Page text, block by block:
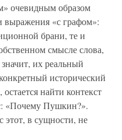
очевидным образом
выражения «с графом»:
брани, те и
смысле слова,
их реальный
исторический
найти контекст
«Почему Пушкин?».
в сущности, не